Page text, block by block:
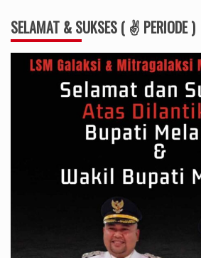
SELAMAT & SUKSES ( ✌ PERIODE )